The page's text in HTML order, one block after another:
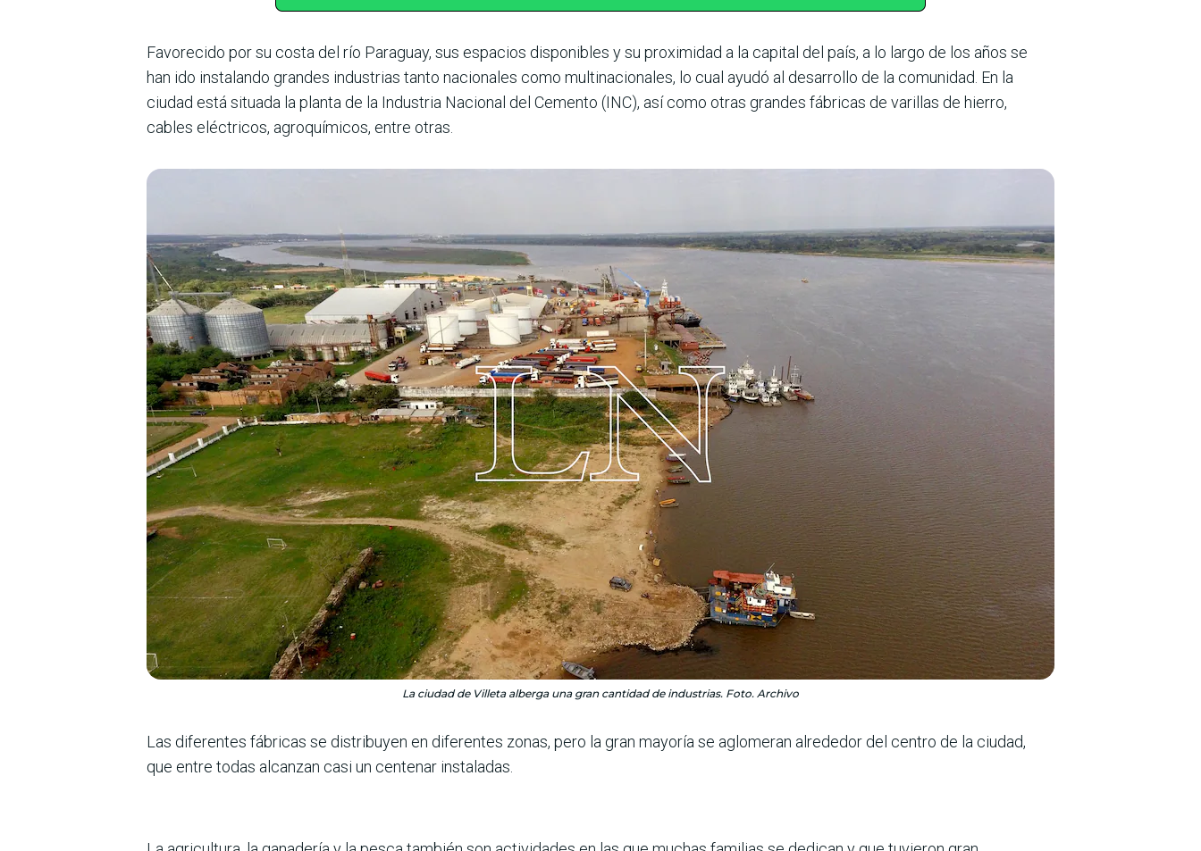
Favorecido por su costa del río Paraguay, sus espacios disponibles y su proximidad a la capital del país, a lo largo de los años se
han ido instalando grandes industrias tanto nacionales como multinacionales, lo cual ayudó al desarrollo de la comunidad. En la
ciudad está situada la planta de la Industria Nacional del Cemento (INC), así como otras grandes fábricas de varillas de hierro,
cables eléctricos, agroquímicos, entre otras.
La ciudad de Villeta alberga una gran cantidad de industrias. Foto. Archivo
Las diferentes fábricas se distribuyen en diferentes zonas, pero la gran mayoría se aglomeran alrededor del centro de la ciudad,
que entre todas alcanzan casi un centenar instaladas.